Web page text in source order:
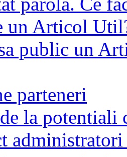
un Articol
public un
parteneri
la potentiali